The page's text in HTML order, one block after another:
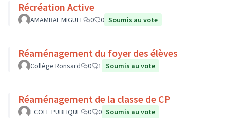
Récréation Active
AMAMBAL MIGUEL 0 0 Soumis au vote
Réaménagement du foyer des élèves
Collège Ronsard 0 1 Soumis au vote
Réaménagement de la classe de CP
ECOLE PUBLIQUE 0 0 Soumis au vote